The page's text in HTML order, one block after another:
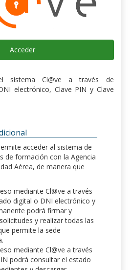
Acceder
sistema Cl@ve a través de
electrónico, Clave PIN y Clave
acceder al sistema de
de formación con la Agencia
Aérea, de manera que
mediante Cl@ve a través
digital o DNI electrónico y
podrá firmar y
y realizar todas las
permite la sede
mediante Cl@ve a través
podrá consultar el estado